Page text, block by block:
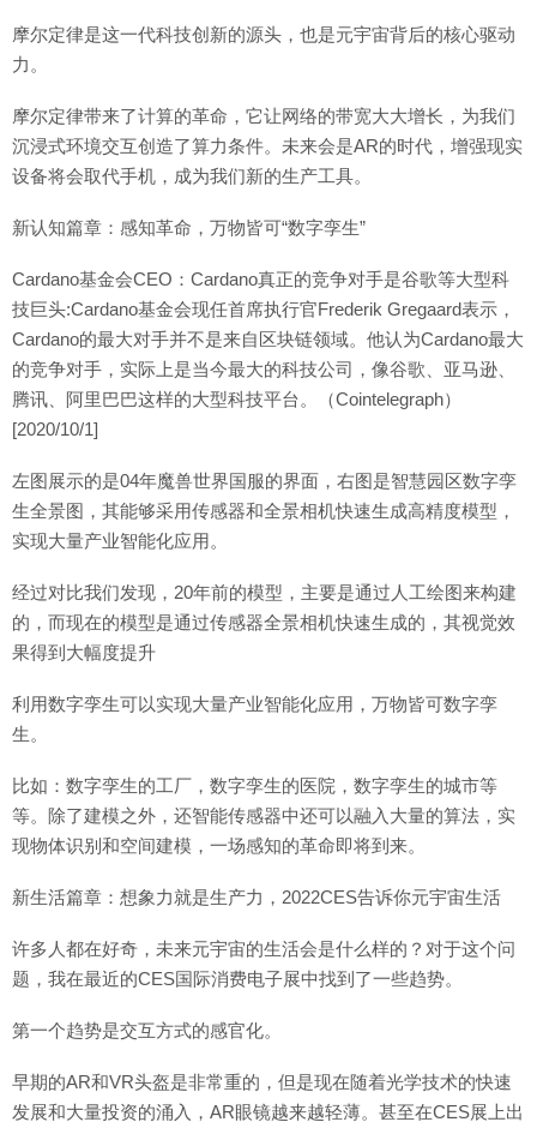
摩尔定律是这一代科技创新的源头，也是元宇宙背后的核心驱动
力。
摩尔定律带来了计算的革命，它让网络的带宽大大增长，为我们
沉浸式环境交互创造了算力条件。未来会是AR的时代，增强现实
设备将会取代手机，成为我们新的生产工具。
新认知篇章：感知革命，万物皆可“数字孪生”
Cardano基金会CEO：Cardano真正的竞争对手是谷歌等大型科
技巨头:Cardano基金会现任首席执行官Frederik Gregaard表示，
Cardano的最大对手并不是来自区块链领域。他认为Cardano最大
的竞争对手，实际上是当今最大的科技公司，像谷歌、亚马逊、
腾讯、阿里巴巴这样的大型科技平台。（Cointelegraph）
[2020/10/1]
左图展示的是04年魔兽世界国服的界面，右图是智慧园区数字孪
生全景图，其能够采用传感器和全景相机快速生成高精度模型，
实现大量产业智能化应用。
经过对比我们发现，20年前的模型，主要是通过人工绘图来构建
的，而现在的模型是通过传感器全景相机快速生成的，其视觉效
果得到大幅度提升
利用数字孪生可以实现大量产业智能化应用，万物皆可数字孪
生。
比如：数字孪生的工厂，数字孪生的医院，数字孪生的城市等
等。除了建模之外，还智能传感器中还可以融入大量的算法，实
现物体识别和空间建模，一场感知的革命即将到来。
新生活篇章：想象力就是生产力，2022CES告诉你元宇宙生活
许多人都在好奇，未来元宇宙的生活会是什么样的？对于这个问
题，我在最近的CES国际消费电子展中找到了一些趋势。
第一个趋势是交互方式的感官化。
早期的AR和VR头盔是非常重的，但是现在随着光学技术的快速
发展和大量投资的涌入，AR眼镜越来越轻薄。甚至在CES展上出